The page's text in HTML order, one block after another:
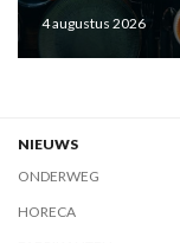
4 augustus 2026
NIEUWS
ONDERWEG
HORECA